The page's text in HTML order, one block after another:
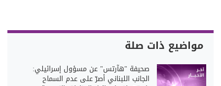
مواضيع ذات صلة
صحيفة "هآرتس" عن مسؤول إسرائيلي:
الجانب اللبناني أصرّ على عدم السماح